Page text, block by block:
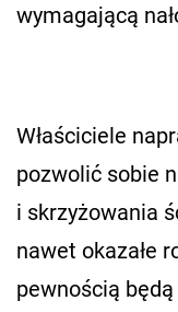
wymagającą
Właściciele
pozwolić sobie
i skrzyżowania
nawet okazałe
pewnością